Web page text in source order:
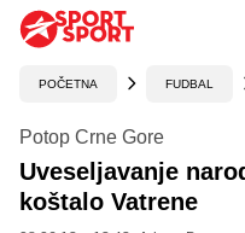
POČETNA FUDBAL
Potop Crne Gore
Uveseljavanje
koštalo Vatrene